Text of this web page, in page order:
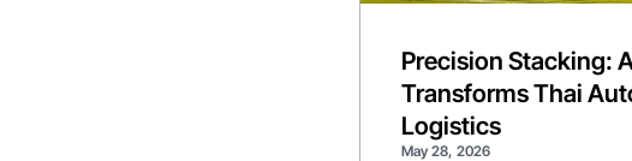
Precision Stacking:
Transforms Thai
Logistics
May 28, 2026